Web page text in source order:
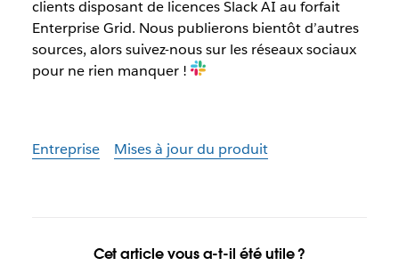
clients disposant de licences Slack AI au forfait
Enterprise Grid. Nous publierons bientôt d’autres
sources, alors suivez-nous sur les réseaux sociaux
pour ne rien manquer !
Entreprise Mises à jour du produit
Cet article vous a-t-il été utile ?